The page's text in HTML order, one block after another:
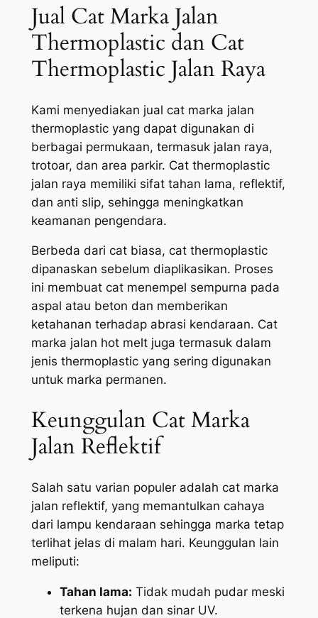
Jual Cat Marka Jalan
Thermoplastic dan Cat
Thermoplastic Jalan Raya
Kami menyediakan jual cat marka jalan
thermoplastic yang dapat digunakan di
berbagai permukaan, termasuk jalan raya,
trotoar, dan area parkir. Cat thermoplastic
jalan raya memiliki sifat tahan lama, reflektif,
dan anti slip, sehingga meningkatkan
keamanan pengendara.
Berbeda dari cat biasa, cat thermoplastic
dipanaskan sebelum diaplikasikan. Proses
ini membuat cat menempel sempurna pada
aspal atau beton dan memberikan
ketahanan terhadap abrasi kendaraan. Cat
marka jalan hot melt juga termasuk dalam
jenis thermoplastic yang sering digunakan
untuk marka permanen.
Keunggulan Cat Marka
Jalan Reflektif
Salah satu varian populer adalah cat marka
jalan reflektif, yang memantulkan cahaya
dari lampu kendaraan sehingga marka tetap
terlihat jelas di malam hari. Keunggulan lain
meliputi:
Tahan lama: Tidak mudah pudar meski
terkena hujan dan sinar UV.